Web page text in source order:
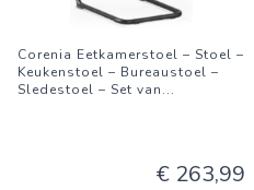
Corenia Eetkamerstoel – Stoel –
Keukenstoel – Bureaustoel –
Sledestoel – Set van...
€ 263,99